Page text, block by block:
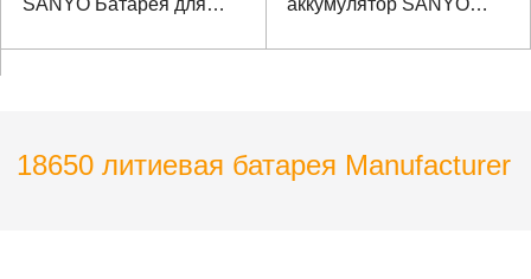
18650 литиевая батарея Manufacturer